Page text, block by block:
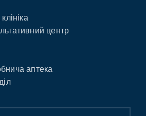
центр
аптека